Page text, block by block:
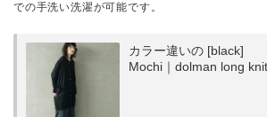
での手洗い洗濯が可能です。
カラー違いの [black]
Mochi｜dolman long